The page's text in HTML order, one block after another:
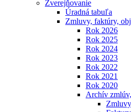
Zverejňovanie
Úradná tabuľa
Zmluvy, faktúry,
Rok 2026
Rok 2025
Rok 2024
Rok 2023
Rok 2022
Rok 2021
Rok 2020
Archív
Zmluvy